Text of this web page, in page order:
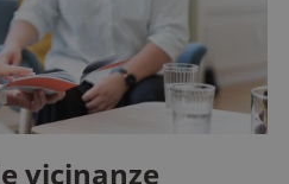
vicinanze